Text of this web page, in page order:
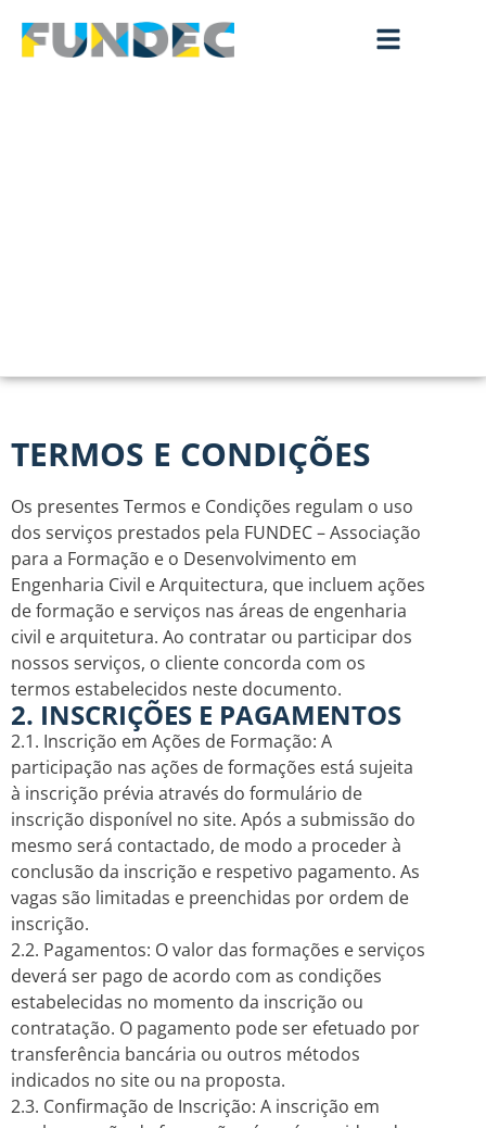
TERMOS E CONDIÇÕES
Os presentes Termos e Condições regulam o uso
dos serviços prestados pela FUNDEC – Associação
para a Formação e o Desenvolvimento em
Engenharia Civil e Arquitectura, que incluem ações
de formação e serviços nas áreas de engenharia
civil e arquitetura. Ao contratar ou participar dos
nossos serviços, o cliente concorda com os
termos estabelecidos neste documento.
2. INSCRIÇÕES E PAGAMENTOS
2.1. Inscrição em Ações de Formação: A
participação nas ações de formações está sujeita
à inscrição prévia através do formulário de
inscrição disponível no site. Após a submissão do
mesmo será contactado, de modo a proceder à
conclusão da inscrição e respetivo pagamento. As
vagas são limitadas e preenchidas por ordem de
inscrição.
2.2. Pagamentos: O valor das formações e serviços
deverá ser pago de acordo com as condições
estabelecidas no momento da inscrição ou
contratação. O pagamento pode ser efetuado por
transferência bancária ou outros métodos
indicados no site ou na proposta.
2.3. Confirmação de Inscrição: A inscrição em